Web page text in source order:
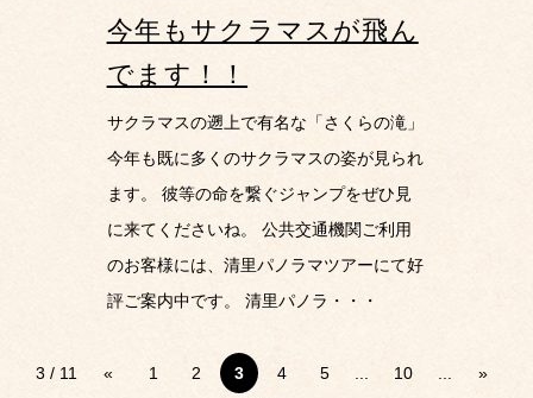
今年もサクラマスが飛ん
でます！！
サクラマスの遡上で有名な「さくらの滝」
今年も既に多くのサクラマスの姿が見られ
ます。 彼等の命を繋ぐジャンプをぜひ見
に来てくださいね。 公共交通機関ご利用
のお客様には、清里パノラマツアーにて好
評ご案内中です。 清里パノラ・・・
3 / 11 « 1 2 3 4 5 ... 10 ...
»